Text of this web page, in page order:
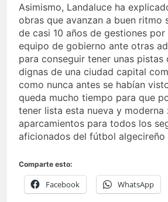
Asimismo, Landaluce ha
obras que avanzan a buen ritmo
de casi 10 años de gestiones
equipo de gobierno ante otras
para conseguir tener unas pistas
dignas de una ciudad capital
como nunca antes se habían
queda mucho tiempo para que
tener lista esta nueva y moderna
aparcamientos para todos los
aficionados del fútbol algecireño
Comparte esto:
Facebook WhatsApp